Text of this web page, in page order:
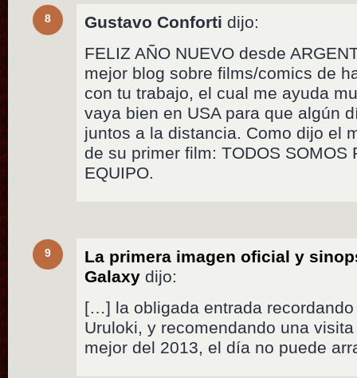
8 Gustavo Conforti dijo:
FELIZ AÑO NUEVO desde
mejor blog sobre films/comics de
con tu trabajo, el cual me ayuda
vaya bien en USA para que algún
juntos a la distancia. Como dijo el
de su primer film: TODOS SOMOS
EQUIPO.
9
La primera imagen oficial y
Galaxy dijo:
[…] la obligada entrada
Uruloki, y recomendando una
mejor del 2013, el día no puede